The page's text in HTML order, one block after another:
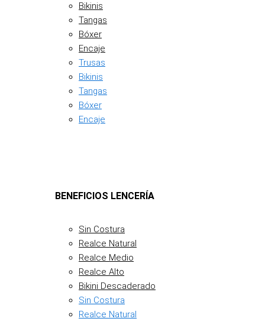
Bikinis
Tangas
Bóxer
Encaje
Trusas
Bikinis
Tangas
Bóxer
Encaje
BENEFICIOS LENCERÍA
Sin Costura
Realce Natural
Realce Medio
Realce Alto
Bikini Descaderado
Sin Costura
Realce Natural